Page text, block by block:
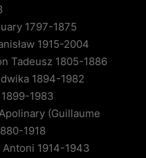
1797-1875
1915-2004
Tadeusz 1805-1886
1894-1982
1899-1983
(Guillaume
1918
Antoni 1914-1943